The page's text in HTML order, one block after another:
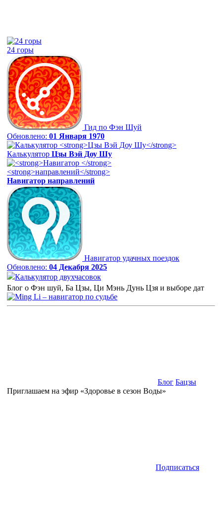
24 горы
Гид по Фэн Шуй
Обновлено: 01 Января 1970
Калькулятор Цзы Вэй Доу Шу
Навигатор направлений
Навигатор удачных поездок
Обновлено: 04 Декабря 2025
Калькулятор двухчасовок
Блог о Фэн шуй, Ба Цзы, Ци Мэнь Дунь Цзя и выборе дат
Блог Бацзы
Приглашаем на эфир «Здоровье в сезон Воды»
Подписаться